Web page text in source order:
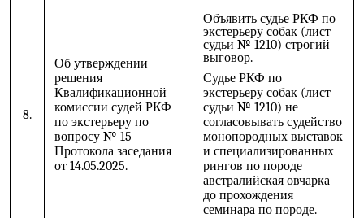
8.
Об утверждении
решения
Квалификационной
комиссии судей РКФ
по экстерьеру по
вопросу № 15
Протокола заседания
от 14.05.2025.
Объявить судье РКФ по
экстерьеру собак (лист
судьи № 1210) строгий
выговор.
Судье РКФ по
экстерьеру собак (лист
судьи № 1210) не
согласовывать судейство
монопородных выставок
и специализированных
рингов по породе
австралийская овчарка
до прохождения
семинара по породе.